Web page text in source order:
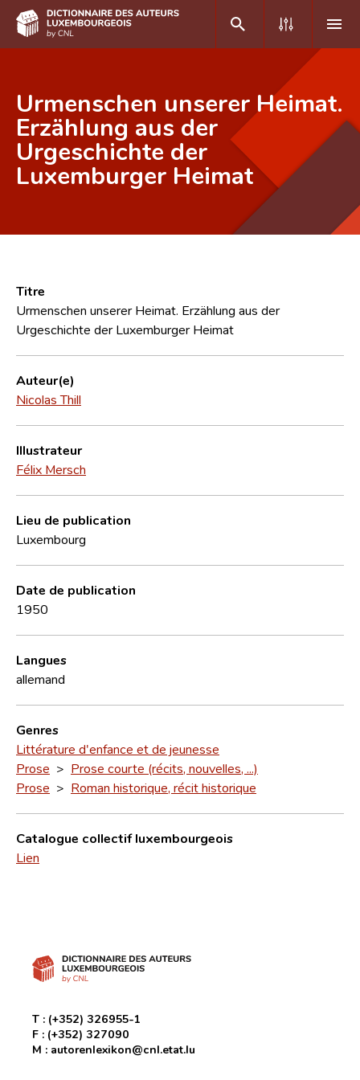
DE FR
Accueil
Auteur(e)s A-Z
Équipe scientifique
Contact
Urmenschen unserer Heimat.
Erzählung aus der
Urgeschichte der
Luxemburger Heimat
Titre
Urmenschen unserer Heimat. Erzählung aus der
Urgeschichte der Luxemburger Heimat
Auteur(e)
Nicolas Thill
Illustrateur
Félix Mersch
Lieu de publication
Luxembourg
Date de publication
1950
Langues
allemand
Genres
Littérature d'enfance et de jeunesse
Prose > Prose courte (récits, nouvelles, ...)
Prose > Roman historique, récit historique
Catalogue collectif luxembourgeois
Lien
T : (+352) 326955-1
F : (+352) 327090
M : autorenlexikon@cnl.etat.lu